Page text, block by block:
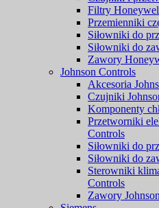
Filtry
Przemienniki
Siłowniki do
Siłowniki do
Zawory
Johnson Controls
Akcesoria
Czujniki
Komponenty
Przetworniki
Controls
Siłowniki do
Siłowniki do
Sterowniki
Controls
Zawory